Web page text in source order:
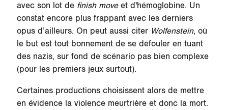
avec son lot de finish moveet d'hémoglobine. Un
constat encore plus frappant avec les derniers
opus d’ailleurs. On peut aussi citer Wolfenstein, où
le but est tout bonnement de se défouler en tuant
des nazis, sur fond de scénario pas bien complexe
(pour les premiers jeux surtout).
Certaines productions choisissent alors de mettre
en évidence la violence meurtrière et donc la mort.